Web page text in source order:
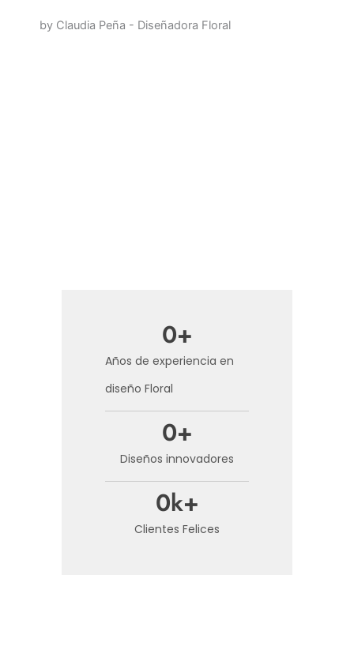
by Claudia Peña - Diseñadora Floral
Años de experiencia en
diseño Floral
0+
Diseños innovadores
0+
Clientes Felices
0k+